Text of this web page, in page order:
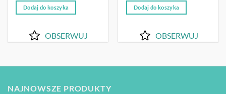
Dodaj do koszyka
OBSERWUJ
Dodaj do koszyka
OBSERWUJ
NAJNOWSZE PRODUKTY